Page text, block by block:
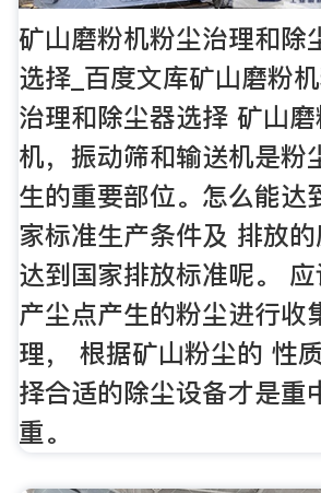
矿山磨粉机粉尘治理和除
选择_百度文库矿山磨粉
治理和除尘器选择 矿山
机，振动筛和输送机是粉
生的重要部位。怎么能达
家标准生产条件及 排放
达到国家排放标准呢。
产尘点产生的粉尘进行收
理， 根据矿山粉尘的 性
择合适的除尘设备才是重
重。